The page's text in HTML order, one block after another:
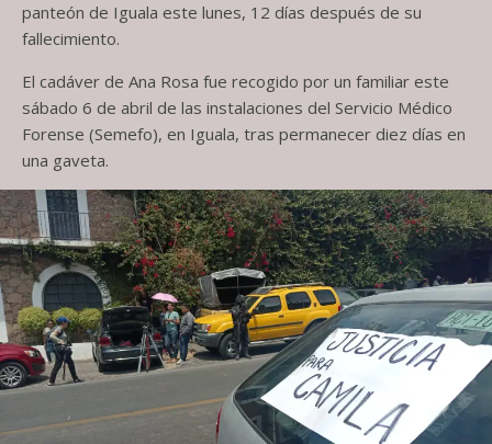
panteón de Iguala este lunes, 12 días después de su
fallecimiento.
El cadáver de Ana Rosa fue recogido por un familiar este
sábado 6 de abril de las instalaciones del Servicio Médico
Forense (Semefo), en Iguala, tras permanecer diez días en
una gaveta.